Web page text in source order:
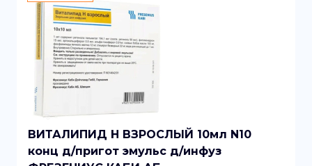
ВИТАЛИПИД Н ВЗРОСЛЫЙ 10мл N10
конц д/пригот эмульс д/инфуз